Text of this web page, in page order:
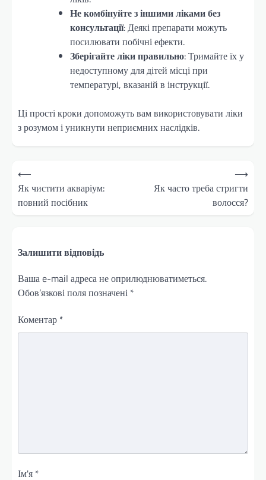
Не комбінуйте з іншими ліками без
консультації: Деякі препарати можуть
посилювати побічні ефекти.
Зберігайте ліки правильно: Тримайте їх у
недоступному для дітей місці при
температурі, вказаній в інструкції.
Ці прості кроки допоможуть вам використовувати ліки
з розумом і уникнути неприємних наслідків.
Навігація
записів
⟵
Як чистити акваріум:
повний посібник
Як часто треба стригти
волосся?
⟶
Залишити відповідь
Ваша e-mail адреса не оприлюднюватиметься.
Обов’язкові поля позначені *
Коментар *
Ім'я *